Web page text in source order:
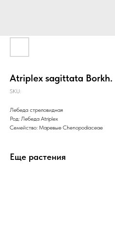
Аtriplex sagittata Borkh.
SKU:
Лебеда стреловидная
Род: Лебеда Atriplex
Семейство: Маревые Chenopodiaceae
Еще растения